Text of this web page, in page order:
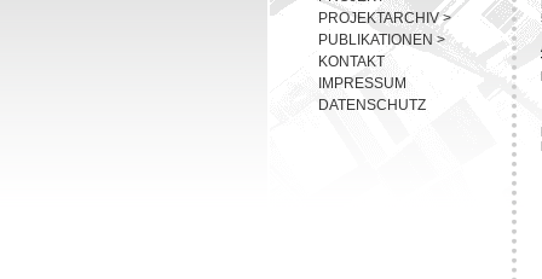
PROJEKTARCHIV>
PUBLIKATIONEN >
KONTAKT
IMPRESSUM
DATENSCHUTZ